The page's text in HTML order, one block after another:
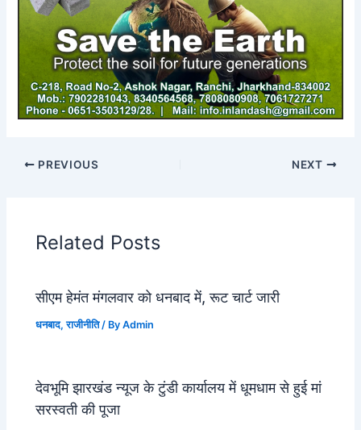
PREVIOUS NEXT
Related Posts
सीएम हेमंत मंगलवार को धनबाद में, रूट चार्ट जारी
धनबाद,राजीनीति/ ByAdmin
देवभूमि झारखंड न्यूज के टुंडी कार्यालय में धूमधाम से हुई मां
सरस्वती की पूजा